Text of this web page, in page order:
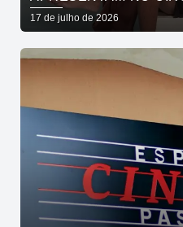
NESTE DOMINGO
17 de julho de 2026